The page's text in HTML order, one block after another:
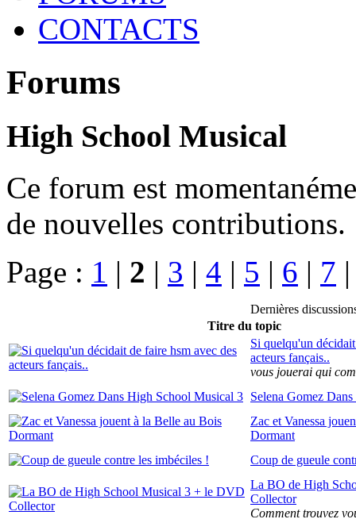
CONTACTS
Forums
High School Musical
Ce forum est
de nouvelles contributions.
Page : 1 | 2 | 3 | 4 | 5 | 6 | 7
Dernières
Titre du topic
Si quelqu'un
acteurs fançais..
vous jouerai qui
Selena Gomez
Zac et Vanessa
Dormant
Coup de gueule
La BO de High
Collector
Comment trouvez